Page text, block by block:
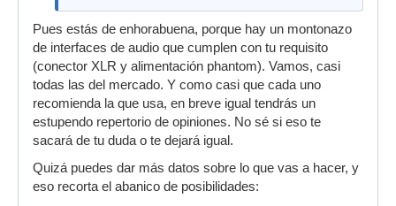
Pues estás de enhorabuena, porque hay un montonazo
de interfaces de audio que cumplen con tu requisito
(conector XLR y alimentación phantom). Vamos, casi
todas las del mercado. Y como casi que cada uno
recomienda la que usa, en breve igual tendrás un
estupendo repertorio de opiniones. No sé si eso te
sacará de tu duda o te dejará igual.
Quizá puedes dar más datos sobre lo que vas a hacer, y
eso recorta el abanico de posibilidades: